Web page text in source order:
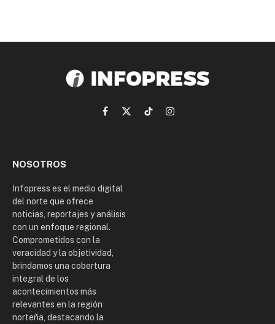
Facebook
X
TikTokInstagram
NOSOTROS
Infopress es el medio digital
del norte que ofrece
noticias, reportajes y análisis
con un enfoque regional.
Comprometidos con la
veracidad y la objetividad,
brindamos una cobertura
integral de los
acontecimientos más
relevantes en la región
norteña, destacando la